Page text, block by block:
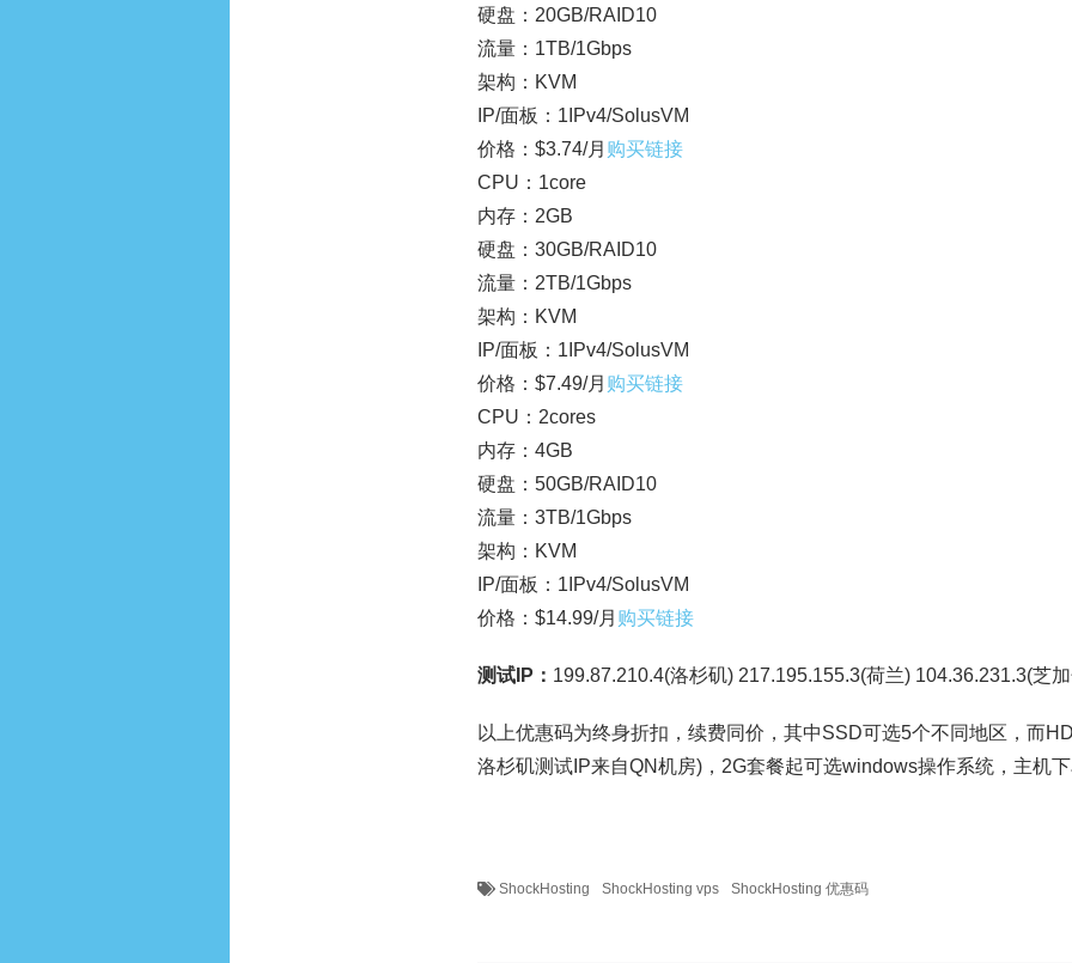
硬盘：20GB/RAID10
流量：1TB/1Gbps
架构：KVM
IP/面板：1IPv4/SolusVM
价格：$3.74/月 购买链接
CPU：1core
内存：2GB
硬盘：30GB/RAID10
流量：2TB/1Gbps
架构：KVM
IP/面板：1IPv4/SolusVM
价格：$7.49/月 购买链接
CPU：2cores
内存：4GB
硬盘：50GB/RAID10
流量：3TB/1Gbps
架构：KVM
IP/面板：1IPv4/SolusVM
价格：$14.99/月 购买链接
测试IP： 199.87.210.4(洛杉矶) 217.195.155.3(荷兰) 104.36.231.3(芝
以上优惠码为终身折扣，续费同价，其中SSD可选5个不同地区，而
洛杉矶测试IP来自QN机房)，2G套餐起可选windows操作系统，主机
ShockHosting ShockHosting vps ShockHosting 优惠码